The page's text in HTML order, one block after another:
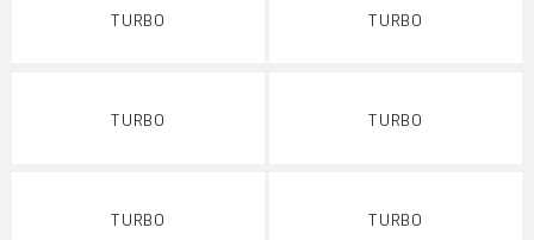
TURBO TURBO
TURBO TURBO
TURBO TURBO